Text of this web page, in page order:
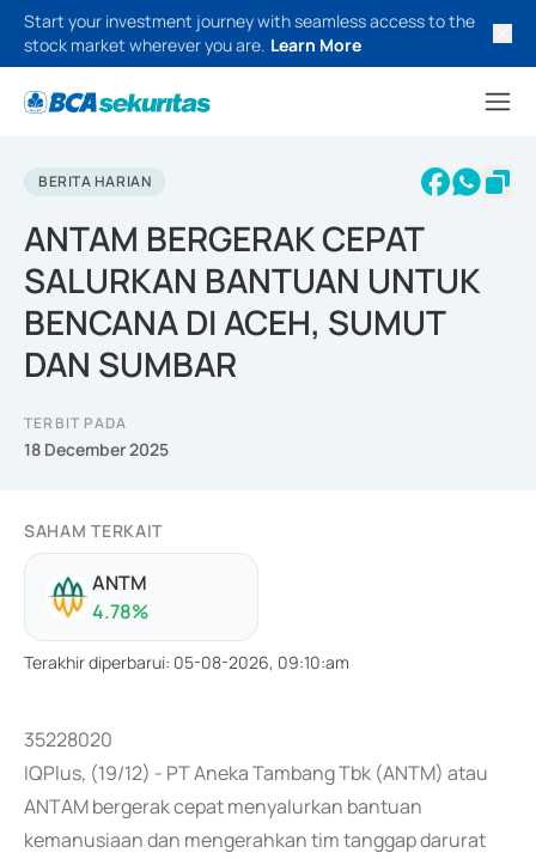
Start your investment journey with seamless access to the
stock market wherever you are. Learn More
BERITA HARIAN
ANTAM BERGERAK CEPAT
SALURKAN BANTUAN UNTUK
BENCANA DI ACEH, SUMUT
DAN SUMBAR
TERBIT PADA
18 December 2025
SAHAM TERKAIT
ANTM
4.78%
Terakhir diperbarui: 05-08-2026, 09:10:am
35228020
IQPlus, (19/12) - PT Aneka Tambang Tbk (ANTM) atau
ANTAM bergerak cepat menyalurkan bantuan
kemanusiaan dan mengerahkan tim tanggap darurat